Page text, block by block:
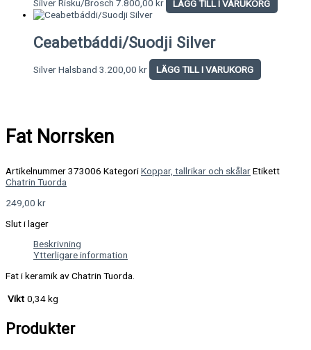
Silver Risku/Brosch 7.800,00 kr LÄGG TILL I VARUKORG
Ceabetbáddi/Suodji Silver
Silver Halsband 3.200,00 kr LÄGG TILL I VARUKORG
Fat Norrsken
Artikelnummer373006 KategoriKoppar, tallrikar och skålarEtikett
Chatrin Tuorda
249,00 kr
Slut i lager
Beskrivning
Ytterligare information
Fat i keramik av Chatrin Tuorda.
Vikt 0,34 kg
Produkter